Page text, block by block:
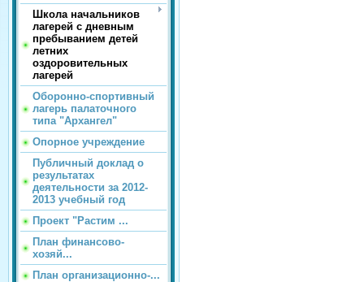
Школа начальников
лагерей с дневным
пребыванием детей
летних
оздоровительных
лагерей
Оборонно-спортивный
лагерь палаточного
типа "Архангел"
Опорное учреждение
Публичный доклад о
результатах
деятельности за 2012-
2013 учебный год
Проект "Растим ...
План финансово-
хозяй...
План организационно-...